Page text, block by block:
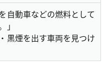
自動車などの燃料として
」
黒煙を出す車両を見つけ